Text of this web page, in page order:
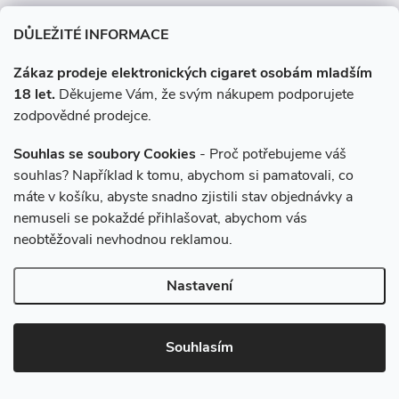
DŮLEŽITÉ INFORMACE
Zákaz prodeje elektronických cigaret osobám mladším
18 let. Děkujeme Vám, že svým nákupem podporujete
zodpovědné prodejce.
Souhlas se soubory Cookies - Proč potřebujeme váš
souhlas? Například k tomu, abychom si pamatovali, co
máte v košíku, abyste snadno zjistili stav objednávky a
nemuseli se pokaždé přihlašovat, abychom vás
neobtěžovali nevhodnou reklamou.
Nastavení
Souhlasím
obchod@e-cigarety.cz
+420 775 110 600
facebook.com/e-cigarety.cz